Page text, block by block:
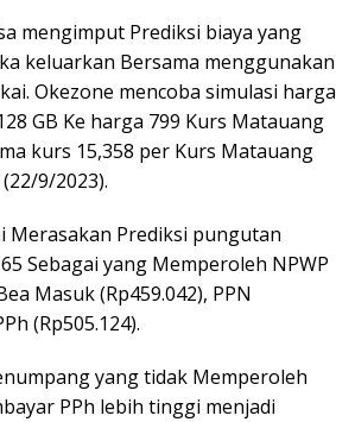
mengimput Prediksi biaya yang
keluarkan Bersama menggunakan
Okezone mencoba simulasi harga
GB Ke harga 799 Kurs Matauang
kurs 15,358 per Kurs Matauang
9/2023).
Merasakan Prediksi pungutan
Sebagai yang Memperoleh NPWP
Masuk (Rp459.042), PPN
(Rp505.124).
yang tidak Memperoleh
PPh lebih tinggi menjadi